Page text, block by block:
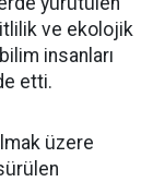
ve ekolojik
insanları
etti.
üzere